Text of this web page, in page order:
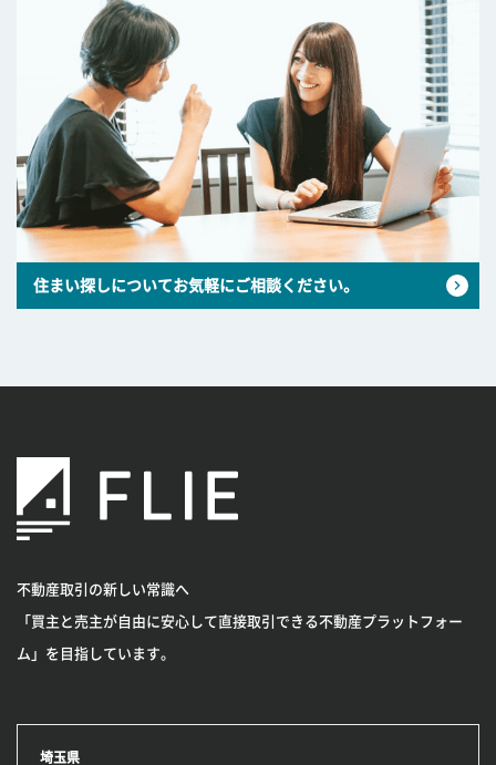
住まい探しについてお気軽にご相談ください。
不動産取引の新しい常識へ
「買主と売主が自由に安心して直接取引できる不動産プラットフォー
ム」を目指しています。
埼玉県